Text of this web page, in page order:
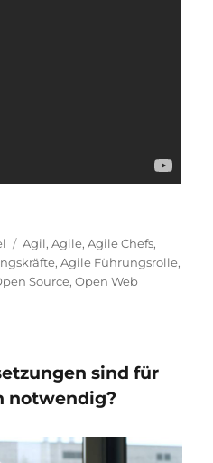
Schlagwörter
Agil,Agile,Agile Chefs,
,Agile Führungsrolle,
Source,Open Web
sind für
notwendig?